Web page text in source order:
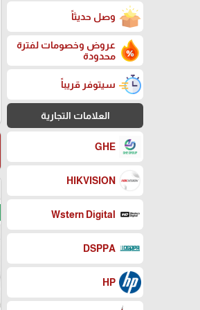
وصل حديثاً
عروض وخصومات لفترة
محدودة
سيتوفر قريباً
العلامات التجارية
GHE
HIKVISION
Wstern Digital
DSPPA
HP